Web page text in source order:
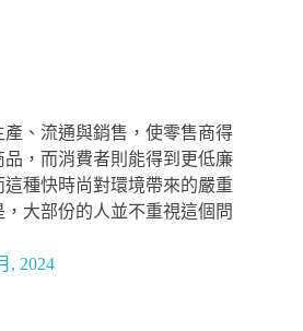
、流通與銷售，使零售商得
，而消費者則能得到更低廉
種快時尚對環境帶來的嚴重
大部份的人並不重視這個問
, 2024